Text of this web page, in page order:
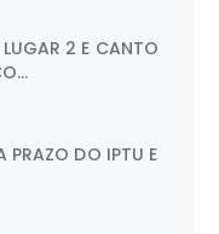
2 E CANTO
PRAZO DO IPTU E